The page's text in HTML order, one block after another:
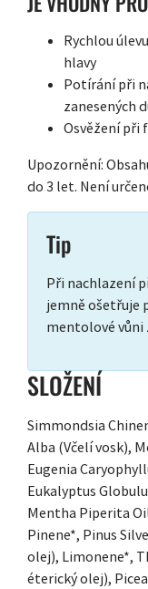
Rychlou
hlavy
Potírání při
zanesených
Osvěžení při
Upozornění:
do 3 let. Není
Tip
Při nachlazení
jemně ošetřuje
mentolové vůni
SLOŽENÍ
Simmondsia
Alba (Včelí vosk),
Eugenia
Eukalyptus
Mentha Piperita
Pinene*, Pinus
olej), Limonene*,
éterický olej),